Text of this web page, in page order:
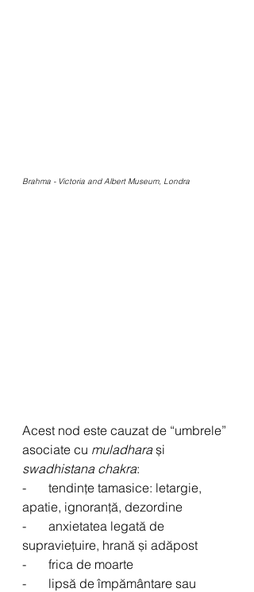
Brahma - Victoria and Albert Museum, Londra
Acest nod este cauzat de “umbrele”
asociate cu muladhara și
swadhistana chakra:
-       tendințe tamasice: letargie,
apatie, ignoranță, dezordine
-       anxietatea legată de
supraviețuire, hrană și adăpost
-       frica de moarte
-       lipsă de împământare sau